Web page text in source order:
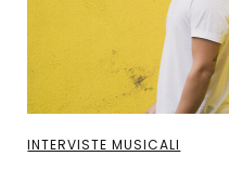
INTERVISTE MUSICALI